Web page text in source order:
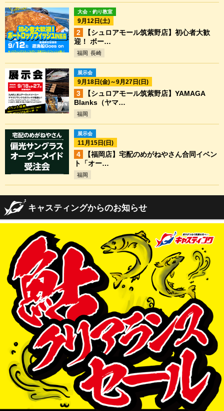
大会・釣り教室
9月12日(土)
【シュロアモール筑紫野店】初心者大歓
迎！ ボー…
福岡 長崎
展示会
9月18日(金)～9月27日(日)
【シュロアモール筑紫野店】YAMAGA
Blanks（ヤマ…
福岡
展示会
11月15日(日)
【福岡店】宅配のめがねやさん合同イベン
ト「オー…
福岡
キャスティングからのお知らせ